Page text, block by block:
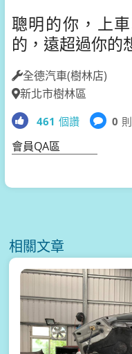
聰明的你，上
的，遠超過你的
全德汽車(樹林店)
新北市樹林區
461 個讚 0
會員QA區
相關文章